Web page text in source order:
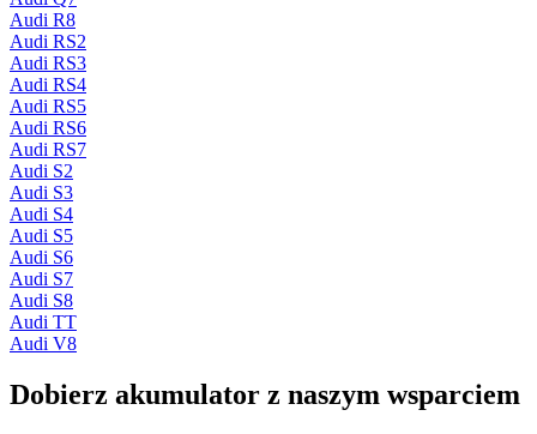
Audi R8
Audi RS2
Audi RS3
Audi RS4
Audi RS5
Audi RS6
Audi RS7
Audi S2
Audi S3
Audi S4
Audi S5
Audi S6
Audi S7
Audi S8
Audi TT
Audi V8
Dobierz akumulator z naszym wsparciem